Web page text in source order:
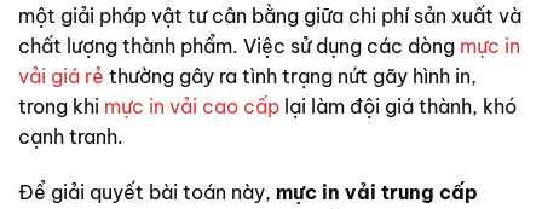
một giải pháp vật tư cân bằng giữa chi phí sản xuất và
chất lượng thành phẩm. Việc sử dụng các dòng mực in
vải giá rẻ thường gây ra tình trạng nứt gãy hình in,
trong khi mực in vải cao cấp lại làm đội giá thành, khó
cạnh tranh.
Để giải quyết bài toán này, mực in vải trung cấp